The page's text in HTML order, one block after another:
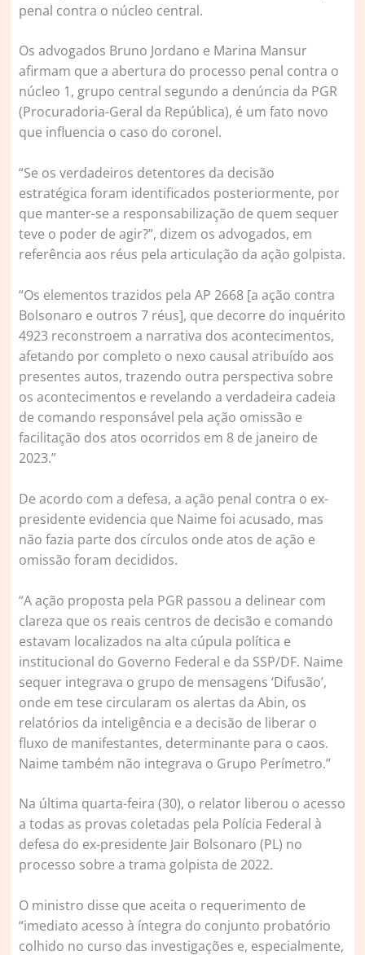
penal contra o núcleo central.
Os advogados Bruno Jordano e Marina Mansur
afirmam que a abertura do processo penal contra o
núcleo 1, grupo central segundo a denúncia da PGR
(Procuradoria-Geral da República), é um fato novo
que influencia o caso do coronel.
“Se os verdadeiros detentores da decisão
estratégica foram identificados posteriormente, por
que manter-se a responsabilização de quem sequer
teve o poder de agir?”, dizem os advogados, em
referência aos réus pela articulação da ação golpista.
“Os elementos trazidos pela AP 2668 [a ação contra
Bolsonaro e outros 7 réus], que decorre do inquérito
4923 reconstroem a narrativa dos acontecimentos,
afetando por completo o nexo causal atribuído aos
presentes autos, trazendo outra perspectiva sobre
os acontecimentos e revelando a verdadeira cadeia
de comando responsável pela ação omissão e
facilitação dos atos ocorridos em 8 de janeiro de
2023.”
De acordo com a defesa, a ação penal contra o ex-
presidente evidencia que Naime foi acusado, mas
não fazia parte dos círculos onde atos de ação e
omissão foram decididos.
“A ação proposta pela PGR passou a delinear com
clareza que os reais centros de decisão e comando
estavam localizados na alta cúpula política e
institucional do Governo Federal e da SSP/DF. Naime
sequer integrava o grupo de mensagens ‘Difusão’,
onde em tese circularam os alertas da Abin, os
relatórios da inteligência e a decisão de liberar o
fluxo de manifestantes, determinante para o caos.
Naime também não integrava o Grupo Perímetro.”
Na última quarta-feira (30), o relator liberou o acesso
a todas as provas coletadas pela Polícia Federal à
defesa do ex-presidente Jair Bolsonaro (PL) no
processo sobre a trama golpista de 2022.
O ministro disse que aceita o requerimento de
“imediato acesso à íntegra do conjunto probatório
colhido no curso das investigações e, especialmente,